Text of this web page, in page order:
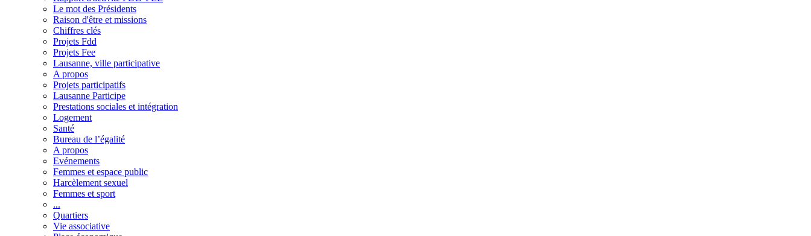
Le mot des Présidents
Raison d'être et missions
Chiffres clés
Projets Fdd
Projets Fee
Lausanne, ville participative
A propos
Projets participatifs
Lausanne Participe
Prestations sociales et intégration
Logement
Santé
Bureau de l’égalité
A propos
Evénements
Femmes et espace public
Harcèlement sexuel
Femmes et sport
...
Quartiers
Vie associative